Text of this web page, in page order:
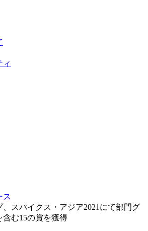
ィ
ス
スパイクス・アジア2021にて部門グ
含む15の賞を獲得